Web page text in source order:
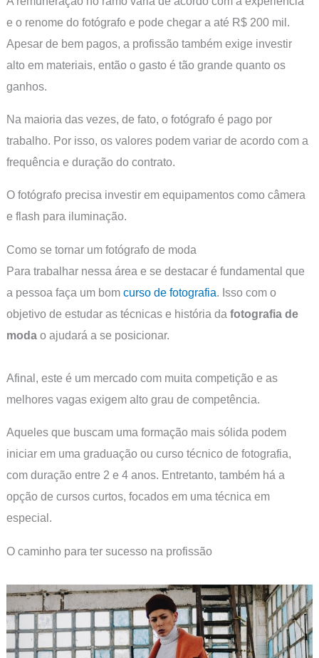
e o renome do fotógrafo e pode chegar a até R$ 200 mil.
Apesar de bem pagos, a profissão também exige investir
alto em materiais, então o gasto é tão grande quanto os
ganhos.
Na maioria das vezes, de fato, o fotógrafo é pago por
trabalho. Por isso, os valores podem variar de acordo com a
frequência e duração do contrato.
O fotógrafo precisa investir em equipamentos como câmera
e flash para iluminação.
Como se tornar um fotógrafo de moda
Para trabalhar nessa área e se destacar é fundamental que
a pessoa faça um bom curso de fotografia. Isso com o
objetivo de estudar as técnicas e história da fotografia de
moda o ajudará a se posicionar.
Afinal, este é um mercado com muita competição e as
melhores vagas exigem alto grau de competência.
Aqueles que buscam uma formação mais sólida podem
iniciar em uma graduação ou curso técnico de fotografia,
com duração entre 2 e 4 anos. Entretanto, também há a
opção de cursos curtos, focados em uma técnica em
especial.
O caminho para ter sucesso na profissão